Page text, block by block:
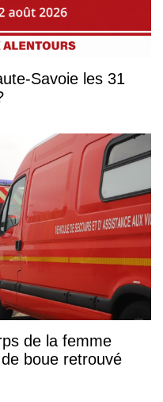
Savoie les 31
août ?
de la femme
boue retrouvé